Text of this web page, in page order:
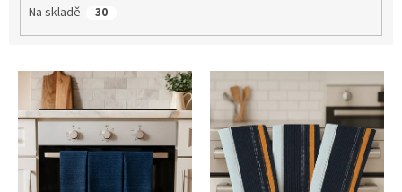
Na skladě 30
V
p
p